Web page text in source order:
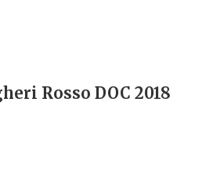
Rosso DOC 2018